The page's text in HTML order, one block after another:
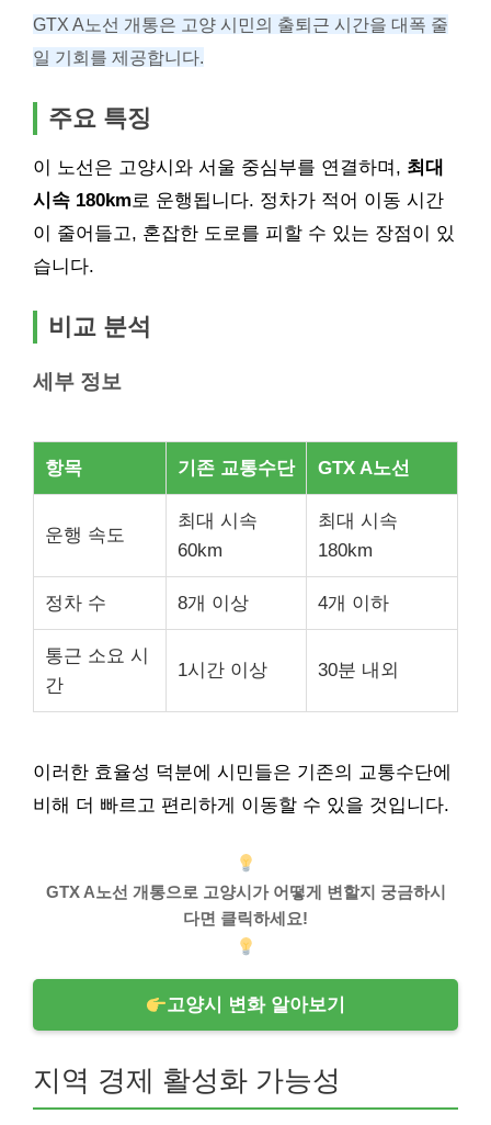
GTX A노선 개통은 고양 시민의 출퇴근 시간을 대폭 줄
일 기회를 제공합니다.
주요 특징
이 노선은 고양시와 서울 중심부를 연결하며, 최대
시속 180km 로 운행됩니다. 정차가 적어 이동 시간
이 줄어들고, 혼잡한 도로를 피할 수 있는 장점이 있
습니다.
비교 분석
세부 정보
항목 기존 교통수단 GTX A노선
운행 속도
최대 시속
60km
최대 시속
180km
정차 수 8개 이상 4개 이하
통근 소요 시
간
1시간 이상 30분 내외
이러한 효율성 덕분에 시민들은 기존의 교통수단에
비해 더 빠르고 편리하게 이동할 수 있을 것입니다.
GTX A노선 개통으로 고양시가 어떻게 변할지 궁금하시
다면 클릭하세요!
고양시 변화 알아보기
지역 경제 활성화 가능성